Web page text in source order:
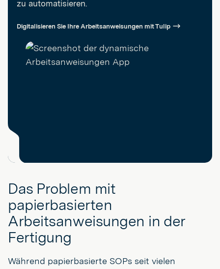
zu automatisieren.
Digitalisieren Sie Ihre Arbeitsanweisungen mit Tulip
Das Problem mit
papierbasierten
Arbeitsanweisungen in der
Fertigung
Während papierbasierte SOPs seit vielen